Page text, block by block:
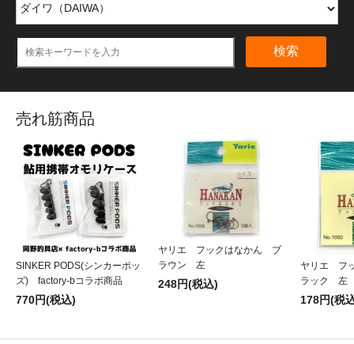
検索
売れ筋商品
SINKER PODS(シンカーポッ
ズ) factory-bコラボ商品
770円(税込)
ヤリエ フックはなかん ブ
ラウン 左
248円(税込)
ヤリエ フ
ラック 左
178円(税